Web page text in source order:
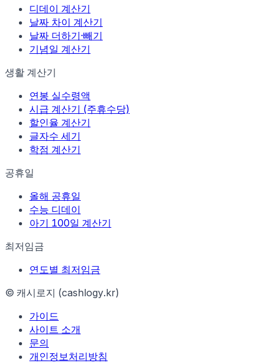
디데이 계산기
날짜 차이 계산기
날짜 더하기·빼기
기념일 계산기
생활 계산기
연봉 실수령액
시급 계산기 (주휴수당)
할인율 계산기
글자수 세기
학점 계산기
공휴일
올해 공휴일
수능 디데이
아기 100일 계산기
최저임금
연도별 최저임금
© 캐시로지 (cashlogy.kr)
가이드
사이트 소개
문의
개인정보처리방침